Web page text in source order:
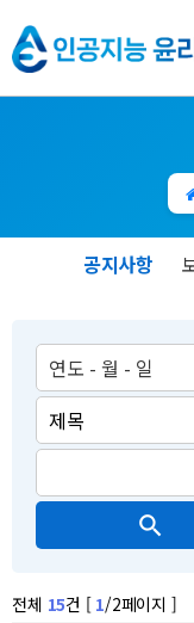
인
공
능
리
소
통
채
공지사항
전체 15건 [ 1/2페이지 ]